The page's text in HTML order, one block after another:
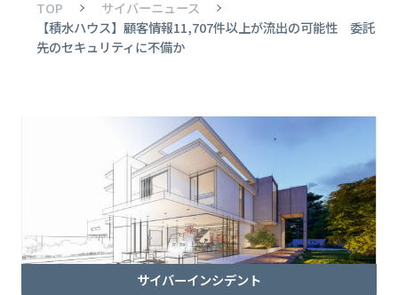
TOP
サイバーニュース
【積水ハウス】顧客情報11,707件以上が流出の可能性 委託
先のセキュリティに不備か
サイバーインシデント